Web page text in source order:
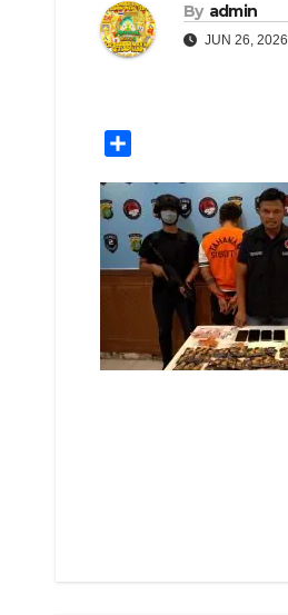
By admin
JUN 26, 2026
a
r
e